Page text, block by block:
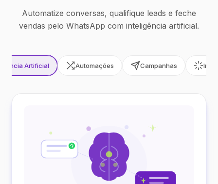
Automatize conversas, qualifique leads e feche
vendas pelo WhatsApp com inteligência artificial.
Artificial Automações Campanhas